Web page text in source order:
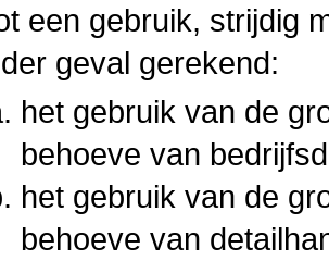
een gebruik, strijdig
geval gerekend:
het gebruik van de
behoeve van
het gebruik van de
behoeve van